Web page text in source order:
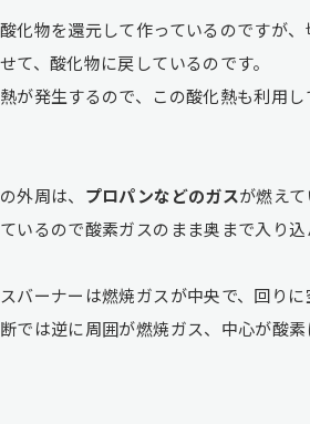
化物を還元して作っているのですが
て、酸化物に戻しているのです。
が発生するので、この酸化熱も利用
外周は、 プロパンなどのガスが燃え
いるので酸素ガスのまま奥まで入り込
バーナーは燃焼ガスが中央で、回り
では逆に周囲が燃焼ガス、中心が酸素